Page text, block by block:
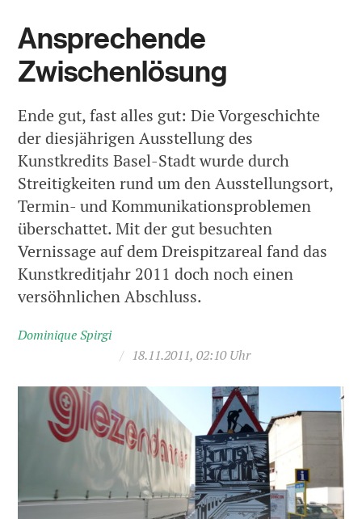
Ansprechende
Zwischenlösung
Ende gut, fast alles gut: Die Vorgeschichte
der diesjährigen Ausstellung des
Kunstkredits Basel-Stadt wurde durch
Streitigkeiten rund um den Ausstellungsort,
Termin- und Kommunikationsproblemen
überschattet. Mit der gut besuchten
Vernissage auf dem Dreispitzareal fand das
Kunstkreditjahr 2011 doch noch einen
versöhnlichen Abschluss.
Dominique Spirgi
/ 18.11.2011, 02:10 Uhr